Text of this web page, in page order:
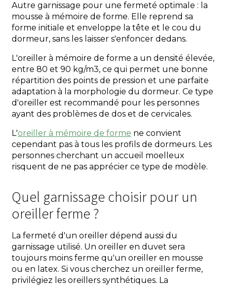
Autre garnissage pour une fermeté optimale : la
mousse à mémoire de forme. Elle reprend sa
forme initiale et enveloppe la tête et le cou du
dormeur, sans les laisser s'enfoncer dedans.
L'oreiller à mémoire de forme a un densité élevée,
entre 80 et 90 kg/m3, ce qui permet une bonne
répartition des points de pression et une parfaite
adaptation à la morphologie du dormeur. Ce type
d'oreiller est recommandé pour les personnes
ayant des problèmes de dos et de cervicales.
L'oreiller à mémoire de forme ne convient
cependant pas à tous les profils de dormeurs. Les
personnes cherchant un accueil moelleux
risquent de ne pas apprécier ce type de modèle.
Quel garnissage choisir pour un
oreiller ferme ?
La fermeté d'un oreiller dépend aussi du
garnissage utilisé. Un oreiller en duvet sera
toujours moins ferme qu'un oreiller en mousse
ou en latex. Si vous cherchez un oreiller ferme,
privilégiez les oreillers synthétiques. La